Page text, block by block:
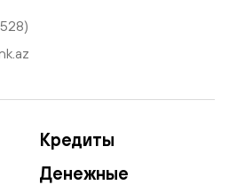
Кредиты
Денежные